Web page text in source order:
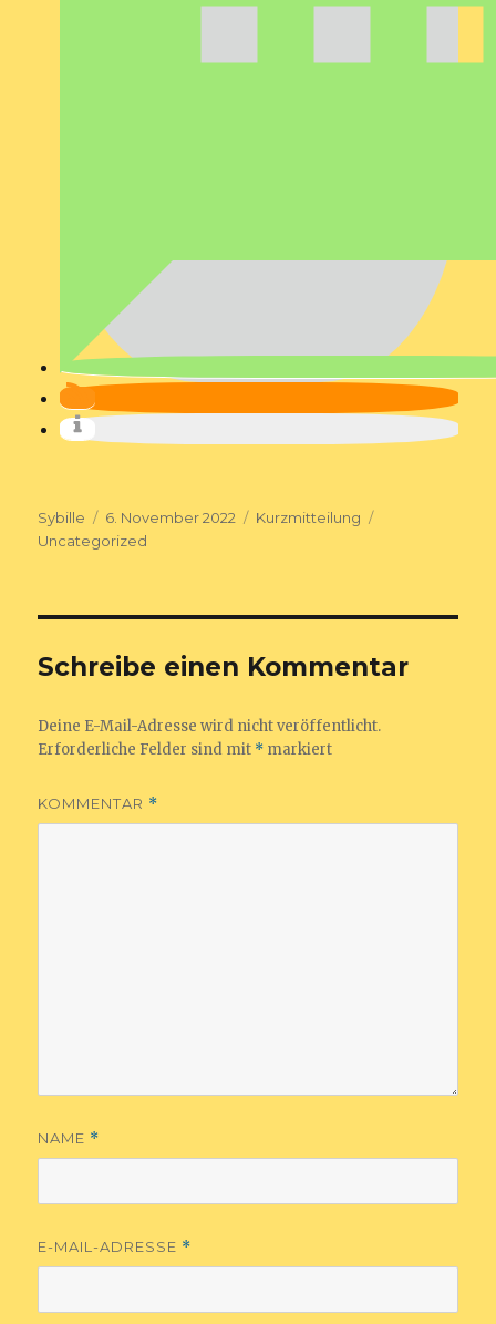
Autor
Sybille
Veröffentlicht
am
6. November 2022 Format
Kurzmitteilung
Uncategorized
Schreibe einen Kommentar
Deine E-Mail-Adresse wird nicht veröffentlicht.
Erforderliche Felder sind mit * markiert
KOMMENTAR *
NAME *
E-MAIL-ADRESSE *